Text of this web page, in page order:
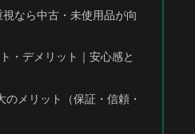
なら中古・未使用品が向
・デメリット｜安心感と
のメリット（保証・信頼・